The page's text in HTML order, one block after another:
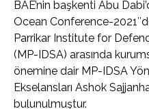
BAE’nin başkenti Abu
Ocean Conference-
Parrikar Institute for
(MP-IDSA) arasında
önemine dair MP-IDSA
Ekselansları Ashok
bulunulmuştur.